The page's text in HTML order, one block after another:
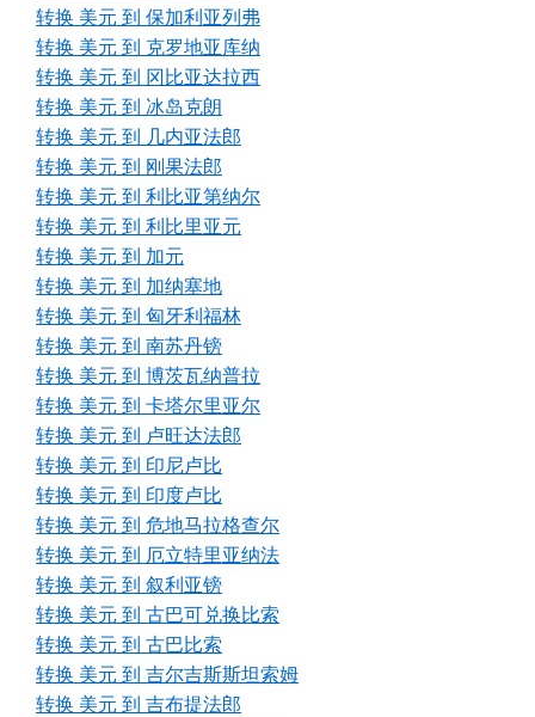
转换 美元 到 保加利亚列弗
转换 美元 到 克罗地亚库纳
转换 美元 到 冈比亚达拉西
转换 美元 到 冰岛克朗
转换 美元 到 几内亚法郎
转换 美元 到 刚果法郎
转换 美元 到 利比亚第纳尔
转换 美元 到 利比里亚元
转换 美元 到 加元
转换 美元 到 加纳塞地
转换 美元 到 匈牙利福林
转换 美元 到 南苏丹镑
转换 美元 到 博茨瓦纳普拉
转换 美元 到 卡塔尔里亚尔
转换 美元 到 卢旺达法郎
转换 美元 到 印尼卢比
转换 美元 到 印度卢比
转换 美元 到 危地马拉格查尔
转换 美元 到 厄立特里亚纳法
转换 美元 到 叙利亚镑
转换 美元 到 古巴可兑换比索
转换 美元 到 古巴比索
转换 美元 到 吉尔吉斯斯坦索姆
转换 美元 到 吉布提法郎